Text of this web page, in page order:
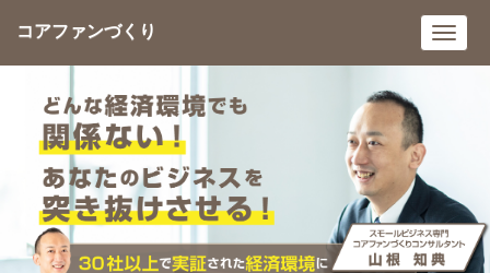
コアファンづくり